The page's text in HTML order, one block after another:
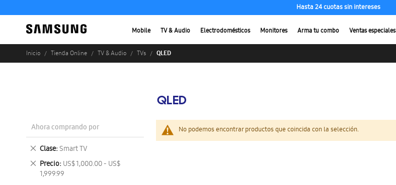
Hasta 24 cuotas sin intereses
Mobile TV & Audio Electrodomésticos Monitores Arma tu combo Ventas especiales
Inicio Tienda Online TV & Audio TVs QLED
QLED
No podemos encontrar productos que coincida con la selección.
Ahora comprando por
Clase Smart TV
Eliminar
este
artículo
Precio US$ 1,000.00 - US$
1,999.99
Eliminar
este